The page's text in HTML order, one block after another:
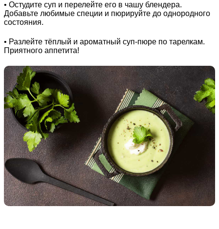
• Остудите суп и перелейте его в чашу блендера.
Добавьте любимые специи и пюрируйте до однородного
состояния.
• Разлейте тёплый и ароматный суп-пюре по тарелкам.
Приятного аппетита!